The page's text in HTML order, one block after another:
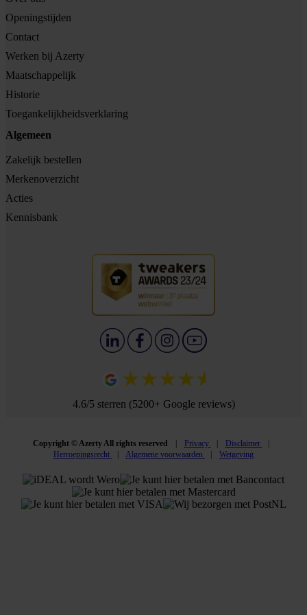
Openingstijden
Contact
Werken bij Azerty
Maatschappelijk
Historie
Toegankelijkheidsverklaring
Algemeen
Zakelijk bestellen
Merkenoverzicht
Acties
Kennisbank
4.6/5 sterren (5200+ Google reviews)
Copyright © Azerty All rights reserved Privacy
Disclaimer
Herroepingsrecht
Algemene voorwaarden Wetgeving